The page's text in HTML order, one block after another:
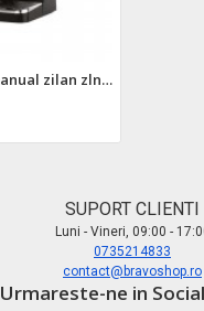
Espressor manual zilan zln2991, retro - 15 bar, 1100w, design vintage - cafea perfecta acasa
SUPORT CLIENTI
Luni - Vineri, 09:00 -
0735214833
contact@bravoshop.ro
Urmareste-ne in